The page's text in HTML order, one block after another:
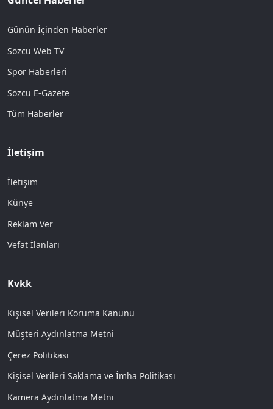
Günün İçinden Haberler
Sözcü Web TV
Spor Haberleri
Sözcü E-Gazete
Tüm Haberler
İletişim
İletişim
Künye
Reklam Ver
Vefat İlanları
Kvkk
Kişisel Verileri Koruma Kanunu
Müşteri Aydınlatma Metni
Çerez Politikası
Kişisel Verileri Saklama ve İmha Politikası
Kamera Aydınlatma Metni